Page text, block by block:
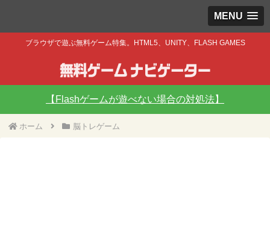
MENU
ブラウザで遊ぶ無料ゲーム特集。HTML5、UNITY、FLASH GAMES
【Flashゲームが遊べない場合の対処法】
ホーム 脳トレゲーム